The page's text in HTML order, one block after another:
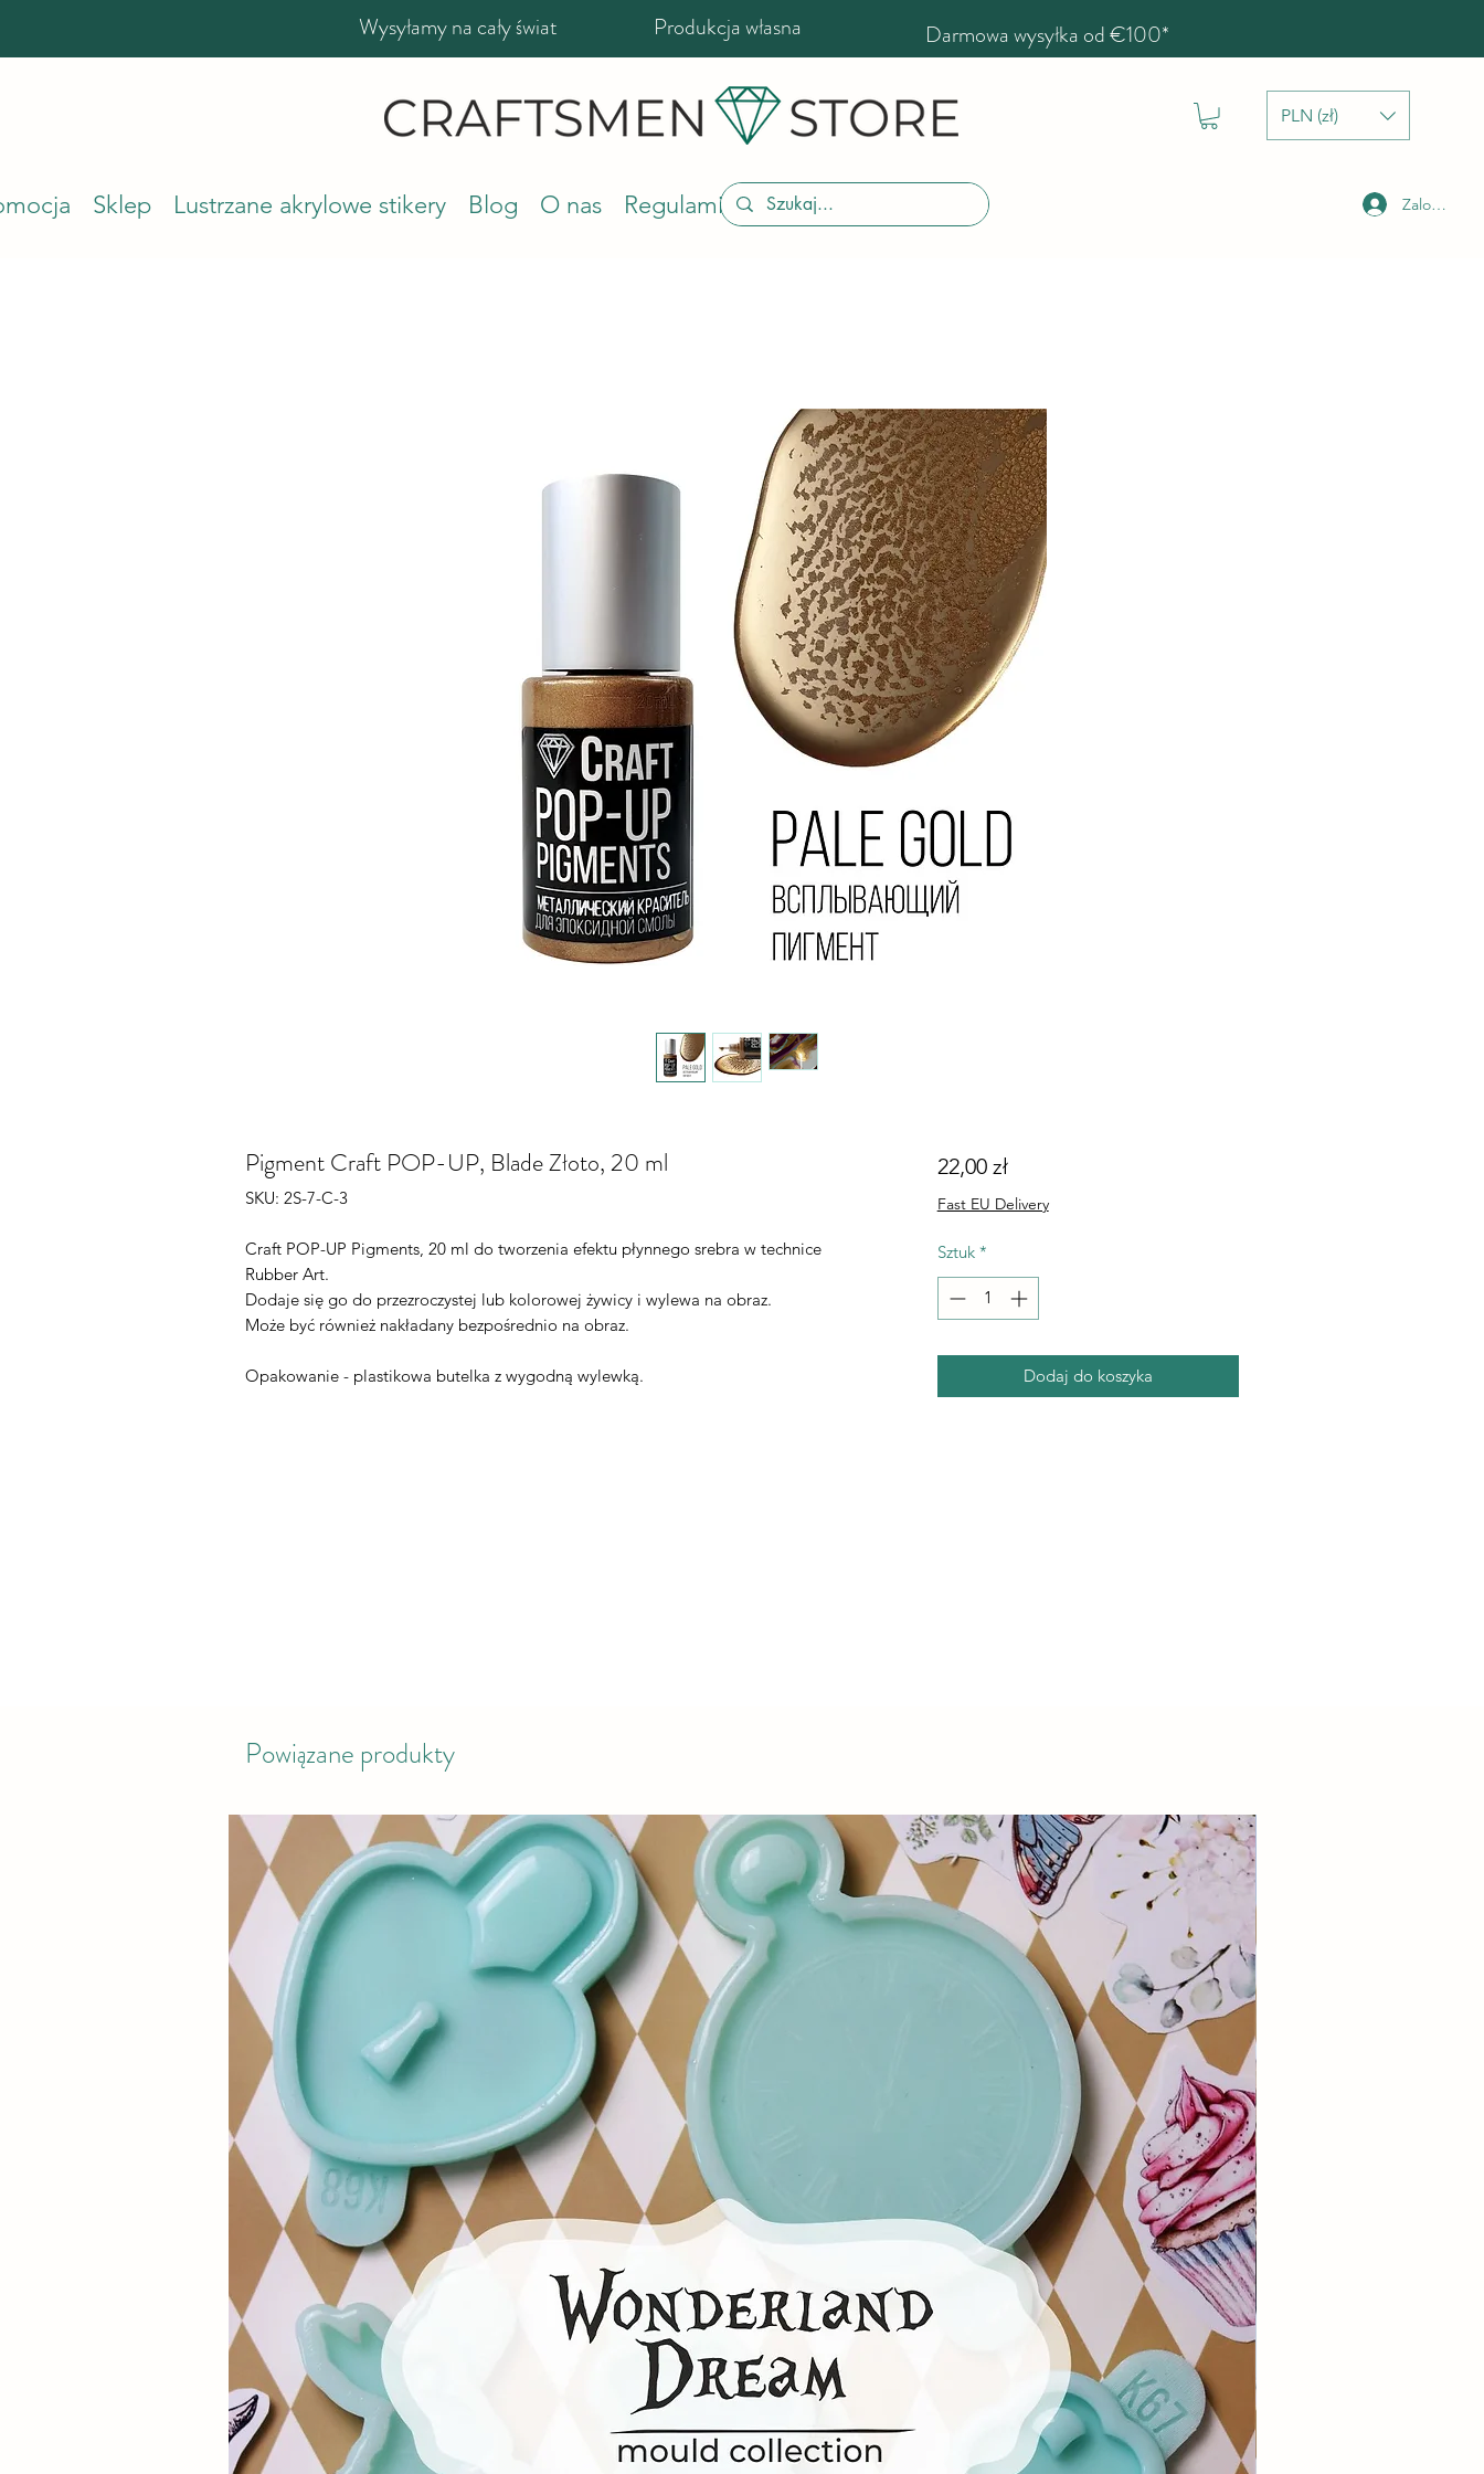
Wysyłamy na cały świat Produkcja własna Darmowa wysyłka od €100*
PLN (zł)
Sklep Lustrzane akrylowe stikery Blog O nas Regulamin sklepu Zaloguj się
Pigment Craft POP-UP, Blade Złoto, 20 ml
SKU: 2S-7-C-3
Craft POP-UP Pigments, 20 ml do tworzenia efektu płynnego srebra w technice
Rubber Art.
Dodaje się go do przezroczystej lub kolorowej żywicy i wylewa na obraz.
Może być również nakładany bezpośrednio na obraz.
Opakowanie - plastikowa butelka z wygodną wylewką.
22,00 złCena
Fast EU Delivery
Sztuk *
Dodaj do koszyka
Powiązane produkty